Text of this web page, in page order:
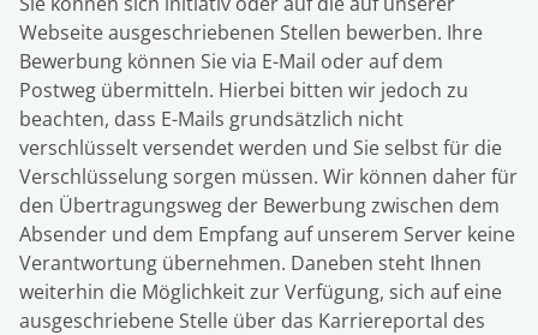
Webseite ausgeschriebenen Stellen bewerben. Ihre
Bewerbung können Sie via E-Mail oder auf dem
Postweg übermitteln. Hierbei bitten wir jedoch zu
beachten, dass E-Mails grundsätzlich nicht
verschlüsselt versendet werden und Sie selbst für die
Verschlüsselung sorgen müssen. Wir können daher für
den Übertragungsweg der Bewerbung zwischen dem
Absender und dem Empfang auf unserem Server keine
Verantwortung übernehmen. Daneben steht Ihnen
weiterhin die Möglichkeit zur Verfügung, sich auf eine
ausgeschriebene Stelle über das Karriereportal des